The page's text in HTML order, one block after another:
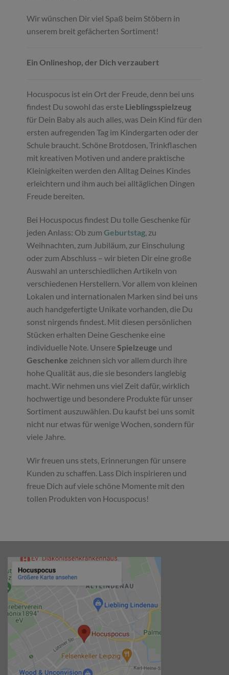
Wir wünschen Dir viel Spaß beim Stöbern in
unserem breit gefächerten Sortiment!
Ein Onlineshop, der Dich verzaubert
Hocuspocus ist ein Ort der Freude, denn bei uns
findest Du sowohl das erste Lieblingsspielzeug
für Dein Baby als auch alles, was Dein Kind für den
ersten aufregenden Tag im Kindergarten oder der
Schule braucht. Schöne Brotdosen, Trinkflaschen
mit kreativen Motiven und andere praktische
Kleinigkeiten werden den Alltag Deines Kindes
erleichtern und ihm auch bei alltäglichen Dingen
Freude bereiten.
Bei Hocuspocus findest Du tolle Geschenke für
jeden Anlass: Ob zumGeburtstag, zu
Weihnachten, zum Jubiläum, zur Einschulung
oder zum Abschluss – wir bieten Dir eine große
Auswahl an unterschiedlichen Artikeln von
verschiedenen Herstellern. Vor allem von kleinen
Lokalen und internationalen Marken sind bei uns
auch handgefertigte Unikate vorhanden, die Du
sonst nirgends findest. Mit diesen persönlichen
Stücken erhalten Deine Geschenke eine
individuelle Note. UnsereSpielzeuge und
Geschenke zeichnen sich vor allem durch ihre
hohe Qualität aus, die sie besonders langlebig
macht. Wir nehmen uns viel Zeit dafür, wirklich
hochwertige und besondere Produkte für unser
Sortiment auszuwählen. Du kaufst bei uns somit
nicht nur etwas für wenige Wochen, sondern für
viele Jahre.
Wir freuen uns stets, Erinnerungen für unsere
Kunden zu schaffen. Lass Dich inspirieren und
freue Dich auf viele schöne Momente mit den
tollen Produkten von Hocuspocus!